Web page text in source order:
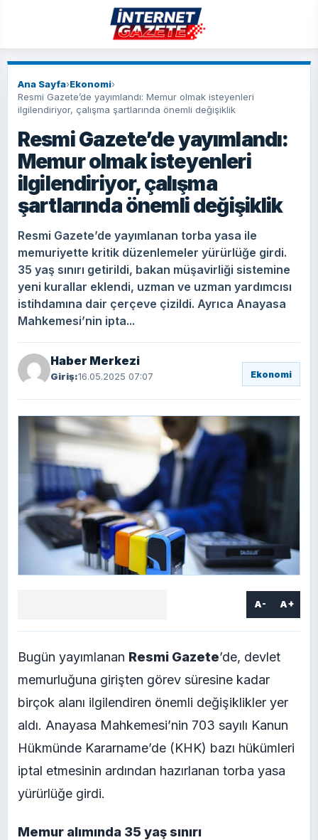
Ana Sayfa›Ekonomi›
Resmi Gazete’de yayımlandı: Memur olmak isteyenleri
ilgilendiriyor, çalışma şartlarında önemli değişiklik
Resmi Gazete’de yayımlandı:
Memur olmak isteyenleri
ilgilendiriyor, çalışma
şartlarında önemli değişiklik
Resmi Gazete’de yayımlanan torba yasa ile
memuriyette kritik düzenlemeler yürürlüğe girdi.
35 yaş sınırı getirildi, bakan müşavirliği sistemine
yeni kurallar eklendi, uzman ve uzman yardımcısı
istihdamına dair çerçeve çizildi. Ayrıca Anayasa
Mahkemesi’nin ipta...
Haber Merkezi
Giriş:16.05.2025 07:07 Ekonomi
A- A+
Bugün yayımlanan Resmi Gazete’de, devlet
memurluğuna girişten görev süresine kadar
birçok alanı ilgilendiren önemli değişiklikler yer
aldı. Anayasa Mahkemesi’nin 703 sayılı Kanun
Hükmünde Kararname’de (KHK) bazı hükümleri
iptal etmesinin ardından hazırlanan torba yasa
yürürlüğe girdi.
Memur alımında 35 yaş sınırı